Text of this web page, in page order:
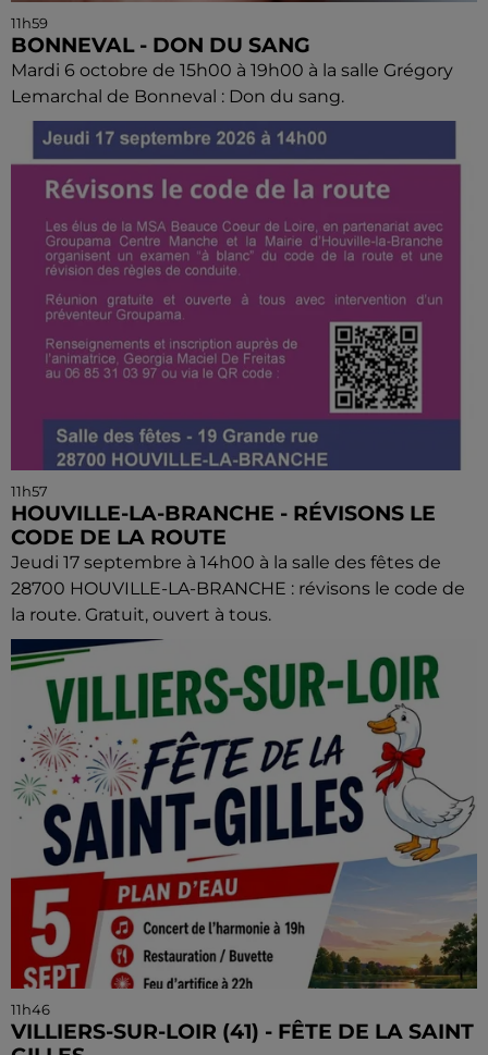
11h59
BONNEVAL - DON DU SANG
Mardi 6 octobre de 15h00 à 19h00 à la salle Grégory
Lemarchal de Bonneval : Don du sang.
11h57
HOUVILLE-LA-BRANCHE - RÉVISONS LE
CODE DE LA ROUTE
Jeudi 17 septembre à 14h00 à la salle des fêtes de
28700 HOUVILLE-LA-BRANCHE : révisons le code de
la route. Gratuit, ouvert à tous.
11h46
VILLIERS-SUR-LOIR (41) - FÊTE DE LA SAINT